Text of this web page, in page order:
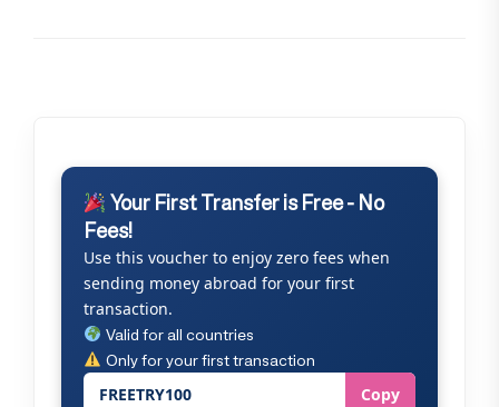
Your First Transfer is Free - No
Fees!
Use this voucher to enjoy zero fees when
sending money abroad for your first
transaction.
Valid for all countries
Only for your first transaction
FREETRY100 Copy